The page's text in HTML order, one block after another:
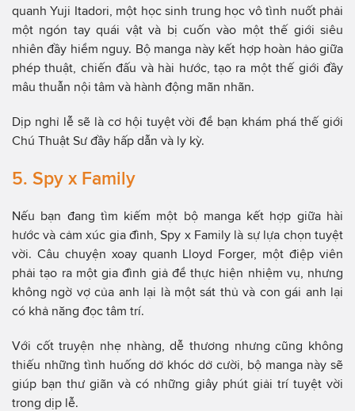
quanh Yuji Itadori, một học sinh trung học vô tình nuốt phải
một ngón tay quái vật và bị cuốn vào một thế giới siêu
nhiên đầy hiểm nguy. Bộ manga này kết hợp hoàn hảo giữa
phép thuật, chiến đấu và hài hước, tạo ra một thế giới đầy
mâu thuẫn nội tâm và hành động mãn nhãn.
Dịp nghỉ lễ sẽ là cơ hội tuyệt vời để bạn khám phá thế giới
Chú Thuật Sư đầy hấp dẫn và ly kỳ.
5. Spy x Family
Nếu bạn đang tìm kiếm một bộ manga kết hợp giữa hài
hước và cảm xúc gia đình, Spy x Family là sự lựa chọn tuyệt
vời. Câu chuyện xoay quanh Lloyd Forger, một điệp viên
phải tạo ra một gia đình giả để thực hiện nhiệm vụ, nhưng
không ngờ vợ của anh lại là một sát thủ và con gái anh lại
có khả năng đọc tâm trí.
Với cốt truyện nhẹ nhàng, dễ thương nhưng cũng không
thiếu những tình huống dở khóc dở cười, bộ manga này sẽ
giúp bạn thư giãn và có những giây phút giải trí tuyệt vời
trong dịp lễ.